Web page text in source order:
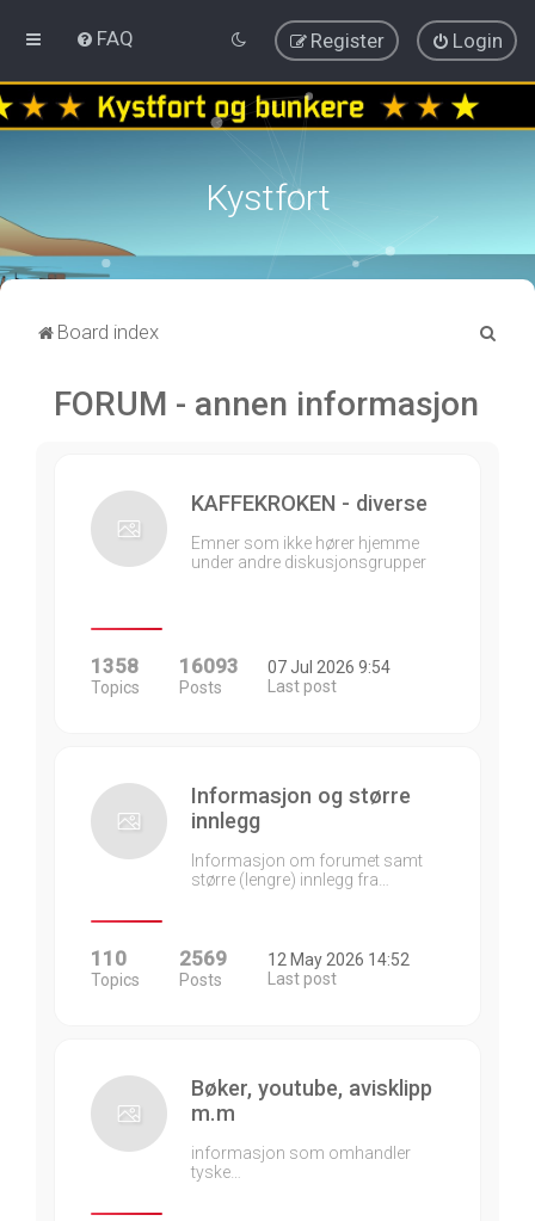
FAQ Login
Register
Kystfort
Board index
FORUM - annen informasjon
KAFFEKROKEN - diverse
Emner som ikke hører hjemme
under andre diskusjonsgrupper
1358
Topics
16093
Posts
07 Jul 2026 9:54
Last post
Informasjon og større
innlegg
Informasjon om forumet samt
større (lengre) innlegg fra…
110
Topics
2569
Posts
12 May 2026 14:52
Last post
Bøker, youtube, avisklipp
m.m
informasjon som omhandler
tyske…